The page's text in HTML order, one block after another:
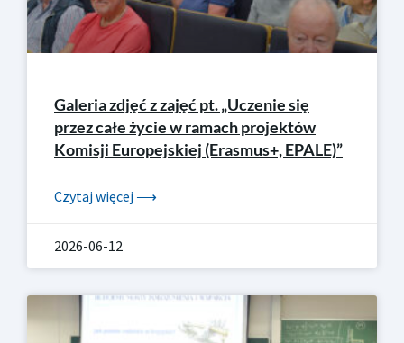
Galeria zdjęć z zajęć pt. „Uczenie się
przez całe życie w ramach projektów
Komisji Europejskiej (Erasmus+, EPALE)”
Czytaj więcej ⟶
2026-06-12